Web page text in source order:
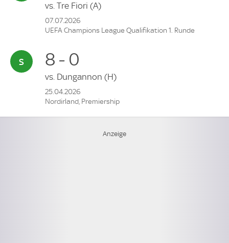
vs. Tre Fiori (A)
07.07.2026
UEFA Champions League Qualifikation 1. Runde
8 - 0
vs. Dungannon (H)
25.04.2026
Nordirland, Premiership